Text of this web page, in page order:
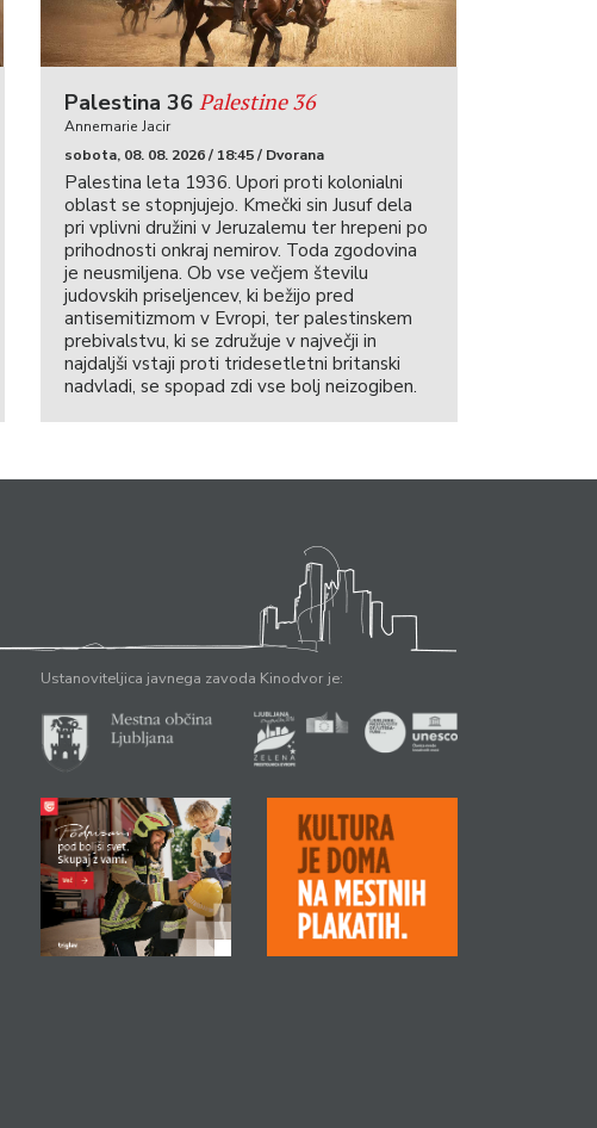
Palestina 36 Palestine 36
Annemarie Jacir
sobota, 08. 08. 2026 / 18:45 / Dvorana
Palestina leta 1936. Upori proti kolonialni
oblast se stopnjujejo. Kmečki sin Jusuf dela
pri vplivni družini v Jeruzalemu ter hrepeni po
prihodnosti onkraj nemirov. Toda zgodovina
je neusmiljena. Ob vse večjem številu
judovskih priseljencev, ki bežijo pred
antisemitizmom v Evropi, ter palestinskem
prebivalstvu, ki se združuje v največji in
najdaljši vstaji proti tridesetletni britanski
nadvladi, se spopad zdi vse bolj neizogiben.
Ustanoviteljica javnega zavoda Kinodvor je: